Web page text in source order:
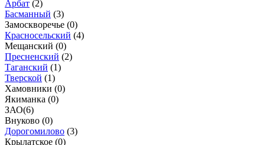
Арбат (2)
Басманный (3)
Замоскворечье (0)
Красносельский (4)
Мещанский (0)
Пресненский (2)
Таганский (1)
Тверской (1)
Хамовники (0)
Якиманка (0)
ЗАО(6)
Внуково (0)
Дорогомилово (3)
Крылатское (0)